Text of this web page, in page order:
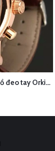
XEM NHANH
Quay quảng cáo đồng hồ đeo tay Orkina trong studio Hà Nội